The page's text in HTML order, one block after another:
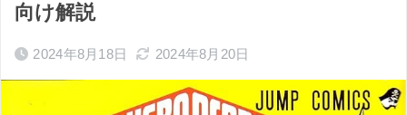
向け解説
2024年8月18日 2024年8月20日